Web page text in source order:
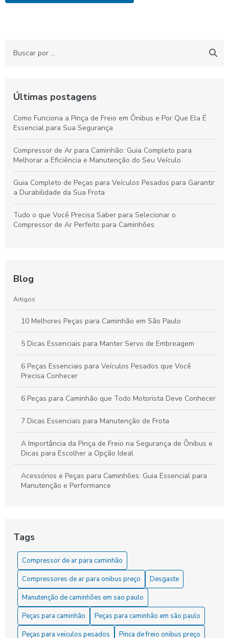
Últimas postagens
Como Funciona a Pinça de Freio em Ônibus e Por Que Ela É
Essencial para Sua Segurança
Compressor de Ar para Caminhão: Guia Completo para
Melhorar a Eficiência e Manutenção do Seu Veículo
Guia Completo de Peças para Veículos Pesados para Garantir
a Durabilidade da Sua Frota
Tudo o que Você Precisa Saber para Selecionar o
Compressor de Ar Perfeito para Caminhões
Blog
Artigos
10 Melhores Peças para Caminhão em São Paulo
5 Dicas Essenciais para Manter Servo de Embreagem
6 Peças Essenciais para Veículos Pesados que Você
Precisa Conhecer
6 Peças para Caminhão que Todo Motorista Deve Conhecer
7 Dicas Essenciais para Manutenção de Frota
A Importância da Pinça de Freio na Segurança de Ônibus e
Dicas para Escolher a Opção Ideal
Acessórios e Peças para Caminhões: Guia Essencial para
Manutenção e Performance
Como Comprar o Melhor Servo de Embreagem para Seu
Veículo
Como comprar o servo de embreagem ideal para seu
veículo
Como Comprar Peças para Caminhão com Segurança
Tags
Compressor de ar para caminhão
Compressores de ar para onibus preço
Desgaste
Manutenção de caminhões em sao paulo
Peças para caminhão
Peças para caminhão em são paulo
Peças para veiculos pesados
Pinca de freio onibus preço